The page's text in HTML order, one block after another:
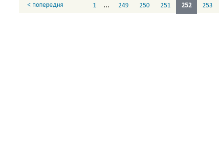
< попередня 1 ... 249 250 251 252 253